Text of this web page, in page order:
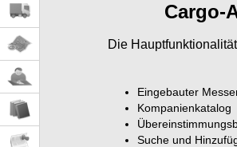
Cargo-
Die
Eingebauter
Kompanienkatalog
Suche und